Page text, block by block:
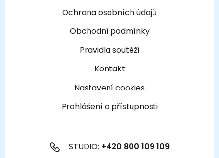
Ochrana osobních údajů
Obchodní podmínky
Pravidla soutěží
Kontakt
Nastavení cookies
Prohlášení o přístupnosti
STUDIO: +420 800 109 109